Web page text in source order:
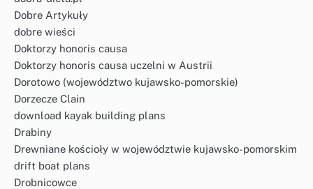
Dobre Artykuły
dobre wieści
Doktorzy honoris causa
Doktorzy honoris causa uczelni w Austrii
Dorotowo (województwo kujawsko-pomorskie)
Dorzecze Clain
download kayak building plans
Drabiny
Drewniane kościoły w województwie kujawsko-pomorskim
drift boat plans
Drobnicowce